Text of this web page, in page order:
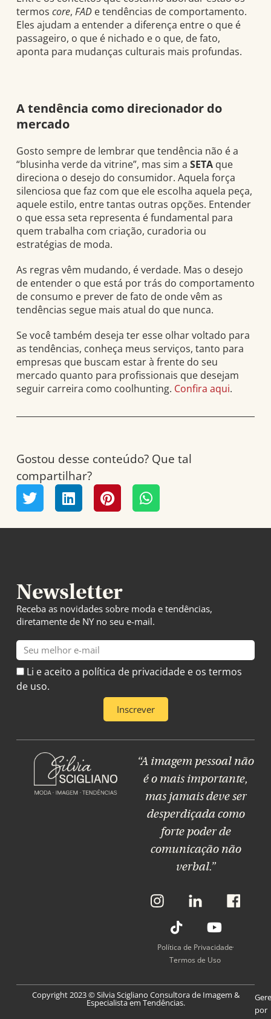
termos core, FADe tendências de comportamento.
Eles ajudam a entender a diferença entre o que é
passageiro, o que é nichado e o que, de fato,
aponta para mudanças culturais mais profundas.
A tendência como direcionador do
mercado
Gosto sempre de lembrar que tendência não é a
“blusinha verde da vitrine”, mas sim a SETAque
direciona o desejo do consumidor. Aquela força
silenciosa que faz com que ele escolha aquela peça,
aquele estilo, entre tantas outras opções. Entender
o que essa seta representa é fundamental para
quem trabalha com criação, curadoria ou
estratégias de moda.
As regras vêm mudando, é verdade. Mas o desejo
de entender o que está por trás do comportamento
de consumo e prever de fato de onde vêm as
tendências segue mais atual do que nunca.
Se você também deseja ter esse olhar voltado para
as tendências, conheça meus serviços, tanto para
empresas que buscam estar à frente do seu
mercado quanto para profissionais que desejam
seguir carreira como coolhunting. Confira aqui.
Gostou desse conteúdo? Que tal
compartilhar?
Newsletter
Receba as novidades sobre moda e tendências,
diretamente de NY no seu e-mail.
E-
mail
Li e aceito a política de privacidade e os termos
de uso.
Inscrever
“A imagem pessoal não
é o mais importante,
mas jamais deve ser
desperdiçada como
forte poder de
comunicação não
verbal.”
L
i
P
a
O
L
i
P
a
a
O
L
i
P
a
O
k
t
o
k
u
t
u
b
Política de Privacidade
Termos de Uso
Copyright 2023 © Silvia Scigliano Consultora de Imagem &
Especialista em Tendências.
por